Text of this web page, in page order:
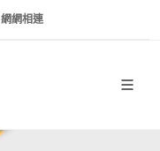
網網相連